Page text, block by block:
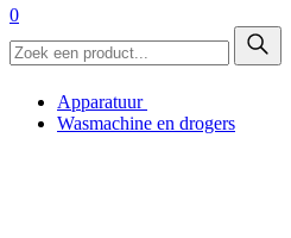
0
Apparatuur
Wasmachine en drogers